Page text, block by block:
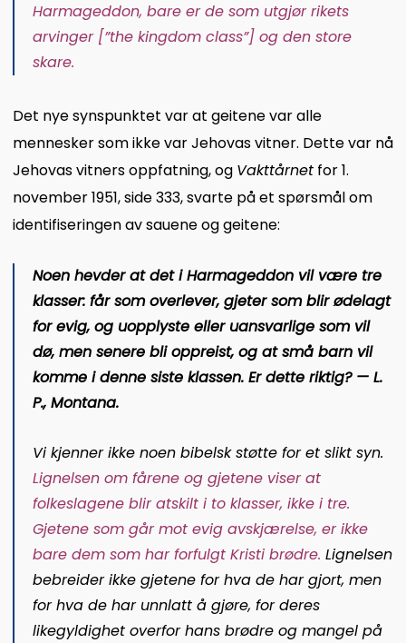
Harmageddon, bare er de som utgjør rikets
arvinger [”the kingdom class”]og den store
skare.
Det nye synspunktet var at geitene var alle
mennesker som ikke var Jehovas vitner. Dette var nå
Jehovas vitners oppfatning, og Vakttårnetfor 1.
november 1951, side 333, svarte på et spørsmål om
identifiseringen av sauene og geitene:
Noen hevder at det i Harmageddon vil være tre
klasser: får som overlever, gjeter som blir ødelagt
for evig, og uopplyste eller uansvarlige som vil
dø, men senere bli oppreist, og at små barn vil
komme i denne siste klassen. Er dette riktig? — L.
P., Montana.
Vi kjenner ikke noen bibelsk støtte for et slikt syn.
Lignelsen om fårene og gjetene viser at
folkeslagene blir atskilt i to klasser, ikke i tre.
Gjetene som går mot evig avskjærelse, er ikke
bare dem som har forfulgt Kristi brødre. Lignelsen
bebreider ikke gjetene for hva de har gjort, men
for hva de har unnlatt å gjøre, for deres
likegyldighet overfor hans brødre og mangel på